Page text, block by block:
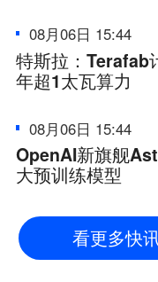
08月06日 15:44
特斯拉：Terafab
年超1太瓦算力
08月06日 15:44
OpenAI新旗舰
大预训练模型
看更多快